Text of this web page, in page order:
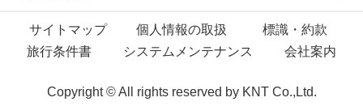
サイトマップ 個人情報の取扱
標識・約款
旅行条件書
システムメンテナンス 会社案内
Copyright © All rights reserved by KNT Co.,Ltd.